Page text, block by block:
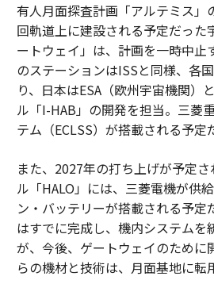
有人月面探査計画「アルテミス」
回軌道上に建設される予定だった
ートウェイ」は、計画を一時中止
のステーションはISSと同様、各
り、日本はESA（欧州宇宙機関）
ル「I-HAB」の開発を担当。三菱
テム（ECLSS）が搭載される予定
また、2027年の打ち上げが予定
ル「HALO」には、三菱電機が供
ン・バッテリーが搭載される予定
はすでに完成し、機内システムを
が、今後、ゲートウェイのために
らの機材と技術は、月面基地に転